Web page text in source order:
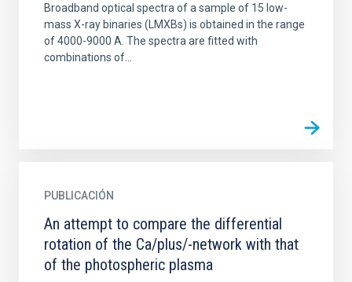
Broadband optical spectra of a sample of 15 low-
mass X-ray binaries (LMXBs) is obtained in the range
of 4000-9000 A. The spectra are fitted with
combinations of...
PUBLICACIÓN
An attempt to compare the differential
rotation of the Ca/plus/-network with that
of the photospheric plasma